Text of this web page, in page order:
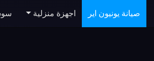
صيانة يونيون اير اجهزة منزلية